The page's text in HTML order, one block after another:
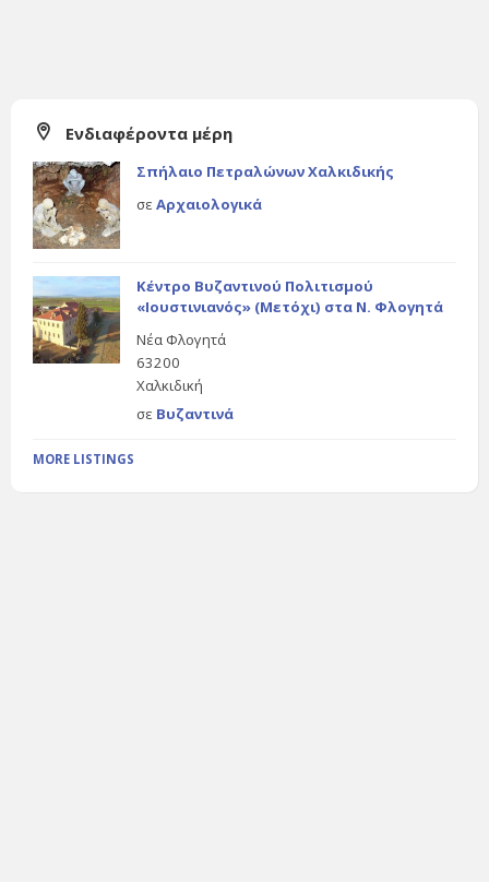
Ενδιαφέροντα μέρη
Σπήλαιο Πετραλώνων Χαλκιδικής
σε Αρχαιολογικά
Κέντρο Βυζαντινού Πολιτισμού
«Ιουστινιανός» (Μετόχι) στα Ν. Φλογητά
Νέα Φλογητά
63200
Χαλκιδική
σε Βυζαντινά
MORE LISTINGS